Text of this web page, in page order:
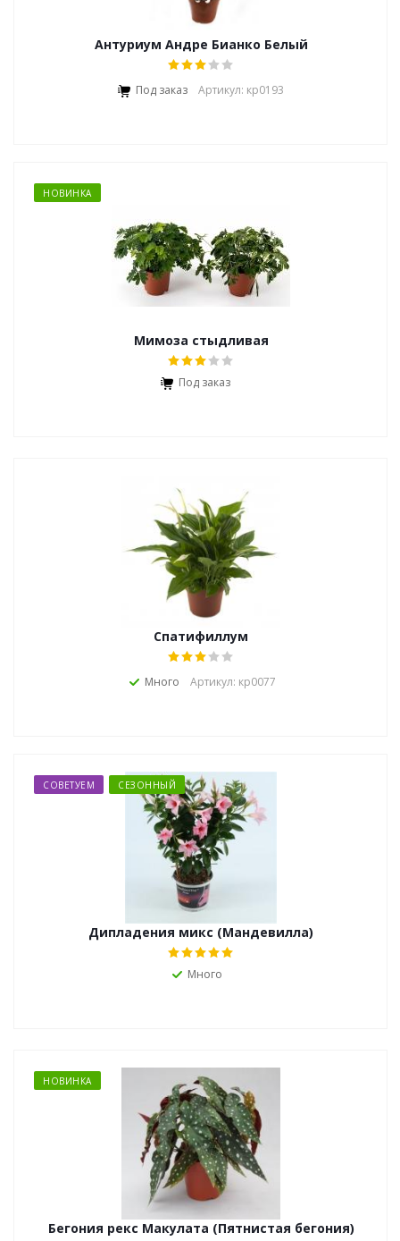
Антуриум Андре Бианко Белый
Под заказ Артикул: кр0193
НОВИНКА
Мимоза стыдливая
Под заказ
Спатифиллум
Много Артикул: кр0077
СОВЕТУЕМ СЕЗОННЫЙ
Дипладения микс (Мандевилла)
Много
НОВИНКА
Бегония рекс Макулата (Пятнистая бегония)